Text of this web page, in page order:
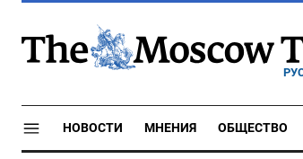
НОВОСТИ МНЕНИЯ ОБЩЕСТВО